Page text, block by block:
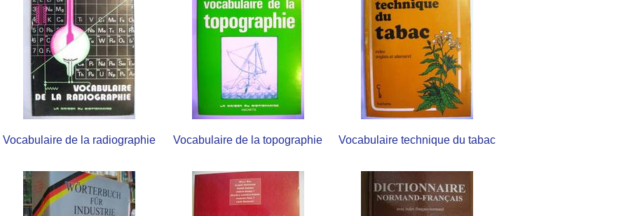
Vocabulaire de la radiographie Vocabulaire de la topographie Vocabulaire technique du tabac